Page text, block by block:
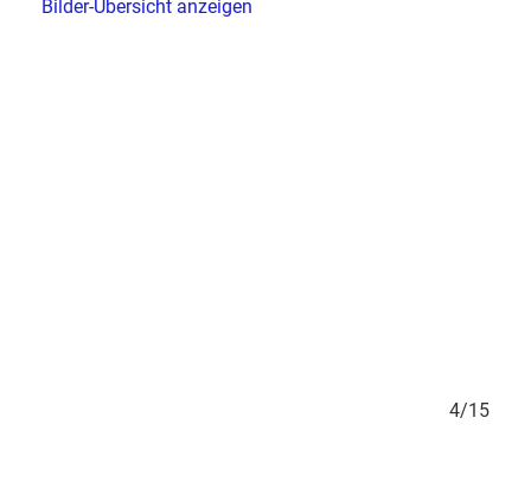
Bilder-Übersicht anzeigen
4/15